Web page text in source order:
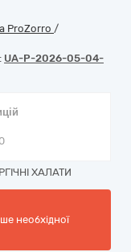
ProZorro /
UA-P-2026-05-04-
ХАЛАТИ
необхідної